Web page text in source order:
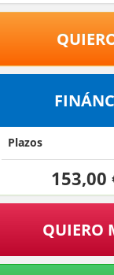
Plazos
153,00
QUIERO